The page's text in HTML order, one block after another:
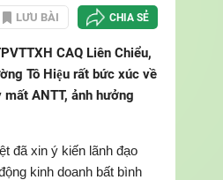
LƯU BÀI CHIA SẺ
CAQ Liên Chiểu,
Tô Hiệu rất bức xúc về
ANTT, ảnh hưởng
đã xin ý kiến lãnh đạo
kinh doanh bất bình